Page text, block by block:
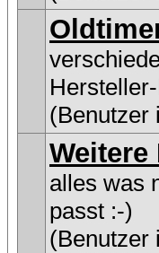
(Benutzer
Weitere
alles was
passt :-)
(Benutzer